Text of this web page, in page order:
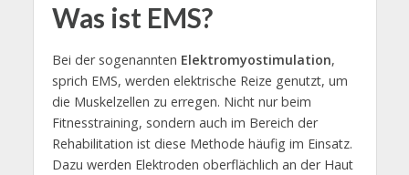
Was ist EMS?
Bei der sogenannten Elektromyostimulation,
sprich EMS, werden elektrische Reize genutzt, um
die Muskelzellen zu erregen. Nicht nur beim
Fitnesstraining, sondern auch im Bereich der
Rehabilitation ist diese Methode häufig im Einsatz.
Dazu werden Elektroden oberflächlich an der Haut